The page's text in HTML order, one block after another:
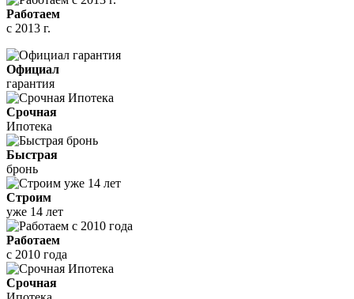
Работаем
с 2013 г.
Официал
гарантия
Срочная
Ипотека
Быстрая
бронь
Строим
уже 14 лет
Работаем
с 2010 года
Срочная